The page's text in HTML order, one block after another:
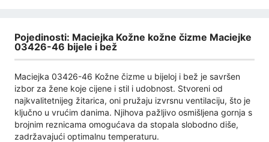
Pojedinosti: Maciejka Kožne kožne čizme Maciejke
03426-46 bijele i bež
Maciejka 03426-46 Kožne čizme u bijeloj i bež je savršen
izbor za žene koje cijene i stil i udobnost. Stvoreni od
najkvalitetnijeg žitarica, oni pružaju izvrsnu ventilaciju, što je
ključno u vrućim danima. Njihova pažljivo osmišljena gornja s
brojnim reznicama omogućava da stopala slobodno diše,
zadržavajući optimalnu temperaturu.